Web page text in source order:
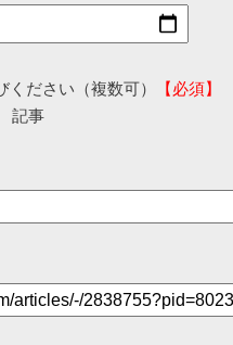
ださい（複数可）
【必須】
記事